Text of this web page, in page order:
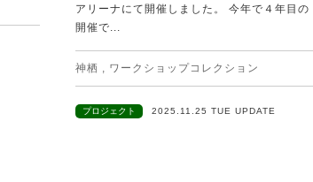
アリーナにて開催しました。 今年で４年目の
開催で...
神栖 , ワークショップコレクション
プロジェクト 2025.11.25 TUE UPDATE